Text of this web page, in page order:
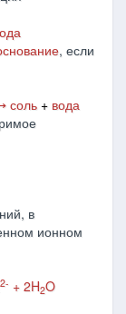
, если
соль + вода
в
ионном
2- + 2H2O